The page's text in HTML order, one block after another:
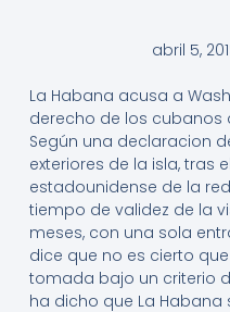
abril 5,
La Habana acusa a
derecho de los cubanos
Según una declaracion
exteriores de la isla, tras
estadounidense de la
tiempo de validez de la
meses, con una sola
dice que no es cierto
tomada bajo un criterio
ha dicho que La